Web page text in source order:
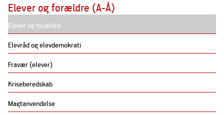
Elever og forældre (A-Å)
Elever og forældre
Elevråd og elevdemokrati
Fravær (elever)
Kriseberedskab
Magtanvendelse